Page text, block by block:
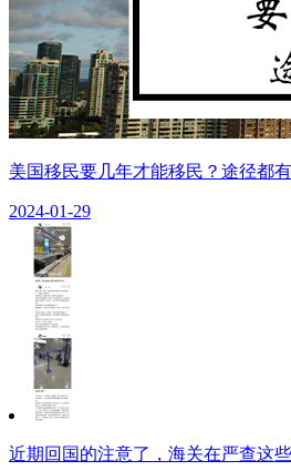
美国移民要几年才能移民？途径都
2024-01-29
近期回国的注意了，海关在严查这些